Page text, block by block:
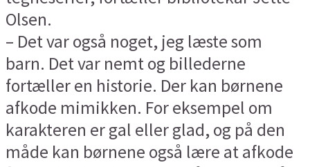
Olsen.
– Det var også noget, jeg læste som
barn. Det var nemt og billederne
fortæller en historie. Der kan børnene
afkode mimikken. For eksempel om
karakteren er gal eller glad, og på den
måde kan børnene også lære at afkode